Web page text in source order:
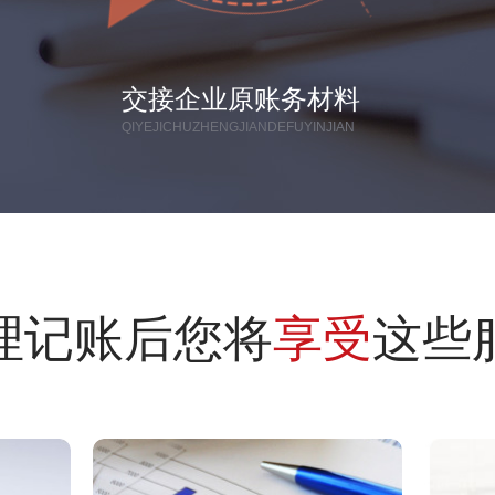
交接企业原账务材料
QIYEJICHUZHENGJIANDEFUYINJIAN
记账后您将享受这些